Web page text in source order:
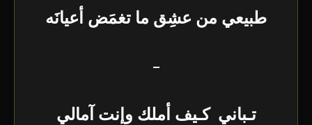
طبيعي من عشِق ما تغمَض أعيانَه
–
تـباني كـيف أملك وإنت آمالي